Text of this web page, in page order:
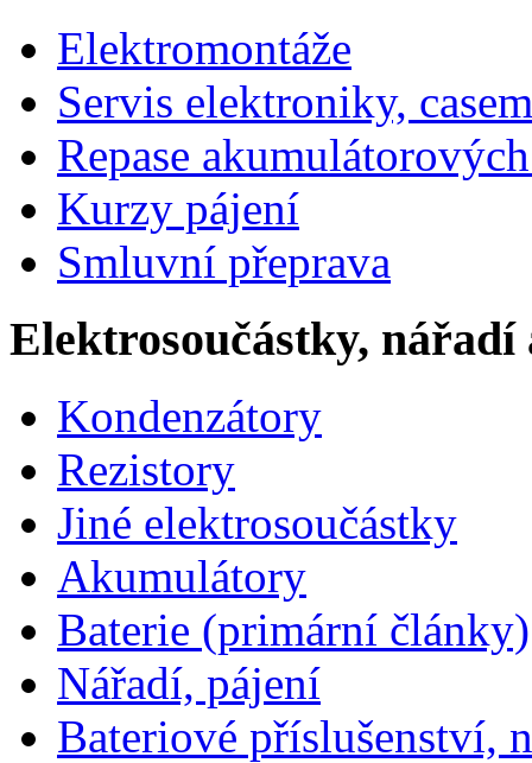
Elektromontáže
Servis elektroniky,
Repase
Kurzy pájení
Smluvní přeprava
Elektrosoučástky, nářadí
Kondenzátory
Rezistory
Jiné elektrosoučástky
Akumulátory
Baterie (primární články)
Nářadí, pájení
Bateriové příslušenství,